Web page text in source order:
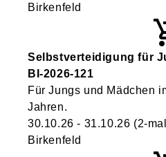
Birkenfeld
Selbstverteidigung für
BI-2026-121
Für Jungs und Mädchen
Jahren.
30.10.26 - 31.10.26 (2-
Birkenfeld